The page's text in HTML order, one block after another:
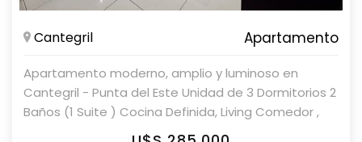
Cantegril Apartamento
Apartamento moderno, amplio y luminoso en
Cantegril - Punta del Este Unidad de 3 Dormitorios 2
Baños (1 Suite ) Cocina Definida, Living Comedor ,
amplio balcón, garage en subsuelo. Amenities y